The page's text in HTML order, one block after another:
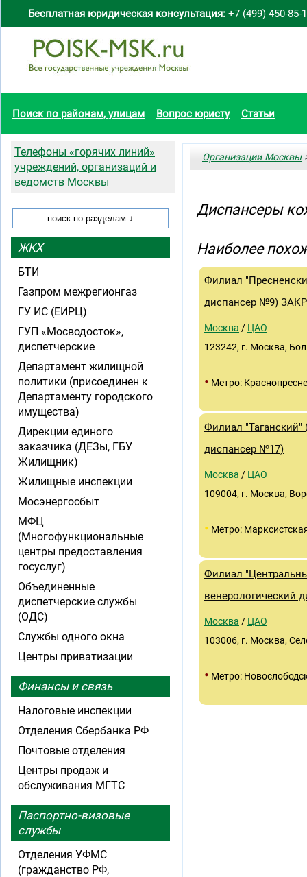
Бесплатная юридическая консультация: +7 (499) 450-85-
Поиск по районам, улицам Вопрос юристу Статьи
Организации Москвы
Диспансеры
Наиболее
Филиал
диспансер №9)
Москва / ЦАО
123242, г. Москва,
• Метро:
Филиал
диспансер №17)
Москва / ЦАО
109004, г. Москва,
• Метро:
Филиал
венерологический
Москва / ЦАО
103006, г. Москва,
• Метро:
Телефоны «горячих линий»
учреждений, организаций и
ведомств Москвы
ЖКХ
БТИ
Газпром межрегионгаз
ГУ ИС (ЕИРЦ)
ГУП «Мосводосток»,
диспетчерские
Департамент жилищной
политики (присоединен к
Департаменту городского
имущества)
Дирекции единого
заказчика (ДЕЗы, ГБУ
Жилищник)
Жилищные инспекции
Мосэнергосбыт
МФЦ
(Многофункциональные
центры предоставления
госуслуг)
Объединенные
диспетчерские службы
(ОДС)
Службы одного окна
Центры приватизации
Финансы и связь
Налоговые инспекции
Отделения Сбербанка РФ
Почтовые отделения
Центры продаж и
обслуживания МГТС
Паспортно-визовые
службы
Отделения УФМС
(гражданство РФ,